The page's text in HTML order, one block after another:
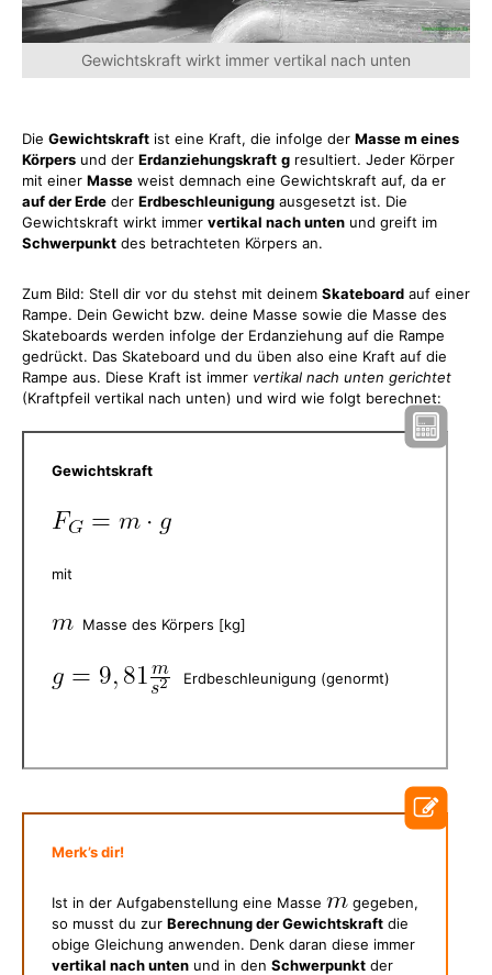
Gewichtskraft wirkt immer vertikal nach unten
Die Gewichtskraft ist eine Kraft, die infolge der Masse m eines
Körpers und der Erdanziehungskraft g resultiert. Jeder Körper
mit einer Masse weist demnach eine Gewichtskraft auf, da er
auf der Erde der Erdbeschleunigung ausgesetzt ist. Die
Gewichtskraft wirkt immer vertikal nach unten und greift im
Schwerpunkt des betrachteten Körpers an.
Zum Bild: Stell dir vor du stehst mit deinem Skateboard auf einer
Rampe. Dein Gewicht bzw. deine Masse sowie die Masse des
Skateboards werden infolge der Erdanziehung auf die Rampe
gedrückt. Das Skateboard und du üben also eine Kraft auf die
Rampe aus. Diese Kraft ist immer vertikal nach unten gerichtet
(Kraftpfeil vertikal nach unten) und wird wie folgt berechnet:
Gewichtskraft
mit
Masse des Körpers [kg]
Erdbeschleunigung (genormt)
Merk’s dir!
Ist in der Aufgabenstellung eine Masse
gegeben,
so musst du zur Berechnung der Gewichtskraft die
obige Gleichung anwenden. Denk daran diese immer
vertikal nach unten und in den Schwerpunkt der